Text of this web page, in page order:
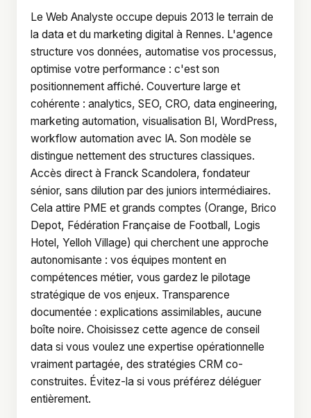
Le Web Analyste occupe depuis 2013 le terrain de
la data et du marketing digital à Rennes. L'agence
structure vos données, automatise vos processus,
optimise votre performance : c'est son
positionnement affiché. Couverture large et
cohérente : analytics, SEO, CRO, data engineering,
marketing automation, visualisation BI, WordPress,
workflow automation avec IA. Son modèle se
distingue nettement des structures classiques.
Accès direct à Franck Scandolera, fondateur
sénior, sans dilution par des juniors intermédiaires.
Cela attire PME et grands comptes (Orange, Brico
Depot, Fédération Française de Football, Logis
Hotel, Yelloh Village) qui cherchent une approche
autonomisante : vos équipes montent en
compétences métier, vous gardez le pilotage
stratégique de vos enjeux. Transparence
documentée : explications assimilables, aucune
boîte noire. Choisissez cette agence de conseil
data si vous voulez une expertise opérationnelle
vraiment partagée, des stratégies CRM co-
construites. Évitez-la si vous préférez déléguer
entièrement.